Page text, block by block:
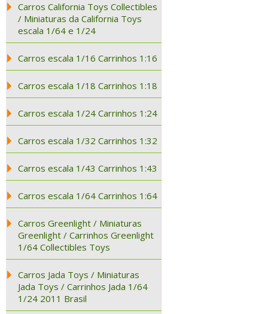
Carros California Toys Collectibles
/ Miniaturas da California Toys
escala 1/64 e 1/24
Carros escala 1/16 Carrinhos 1:16
Carros escala 1/18 Carrinhos 1:18
Carros escala 1/24 Carrinhos 1:24
Carros escala 1/32 Carrinhos 1:32
Carros escala 1/43 Carrinhos 1:43
Carros escala 1/64 Carrinhos 1:64
Carros Greenlight / Miniaturas
Greenlight / Carrinhos Greenlight
1/64 Collectibles Toys
Carros Jada Toys / Miniaturas
Jada Toys / Carrinhos Jada 1/64
1/24 2011 Brasil